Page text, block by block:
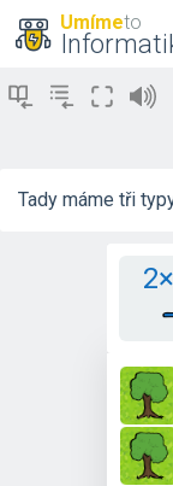
Umímeto
Tady máme tři
2×